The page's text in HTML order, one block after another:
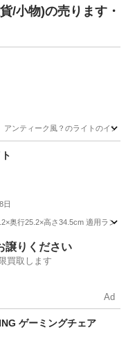
/小物)の売ります・
ンティーク風？のライトのイ
日
奥行25.2×高さ34.5cm 適用ラン
ペンダントライト
譲りください
買取します
Ad
ゲーミングチェア